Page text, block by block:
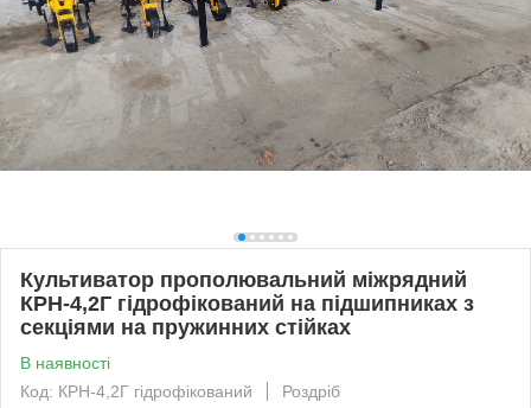
Культиватор прополювальний міжрядний
КРН-4,2Г гідрофікований на підшипниках з
секціями на пружинних стійках
В наявності
Код: КРН-4,2Г гідрофікований
Роздріб